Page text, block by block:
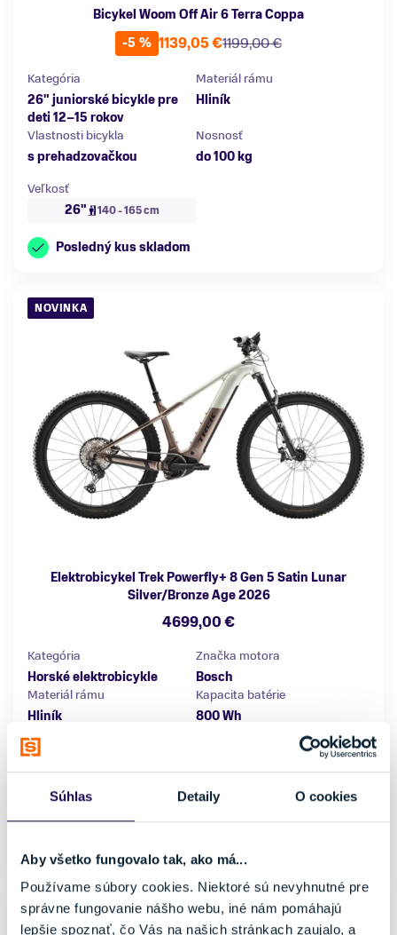
Súhlas Detaily O cookies
Aby všetko fungovalo tak, ako má...
Používame súbory cookies. Niektoré sú nevyhnutné pre
správne fungovanie nášho webu, iné nám pomáhajú
lepšie spoznať, čo Vás na našich stránkach zaujalo, a
Bicykel Woom Off Air 6 Terra Coppa
-5 %
1199,00 €
1139,05 €
Kategória
26" juniorské bicykle pre
deti 12–15 rokov
Materiál rámu
Hliník
Vlastnosti bicykla
s prehadzovačkou
Nosnosť
do 100 kg
Veľkosť
26"
140 - 165 cm
Posledný kus skladom
NOVINKA
Elektrobicykel Trek Powerfly+ 8 Gen 5 Satin Lunar
Silver/Bronze Age 2026
4699,00 €
Kategória
Horské elektrobicykle
Značka motora
Bosch
Materiál rámu
Hliník
Kapacita batérie
800 Wh
Vlastnosti bicykla
s prehadzovačkou
Veľkosť
NOVINKA